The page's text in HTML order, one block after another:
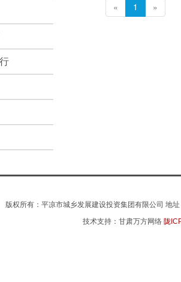
« 1 »
版权所有：平凉市城乡发展建设投资集团有限公司 地
技术支持：甘肃万方网络 陇